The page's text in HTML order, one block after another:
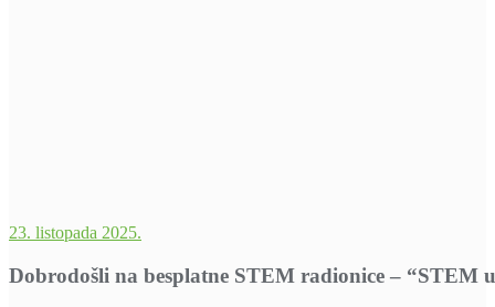
23. listopada 2025.
Dobrodošli na besplatne STEM radionice – “STEM